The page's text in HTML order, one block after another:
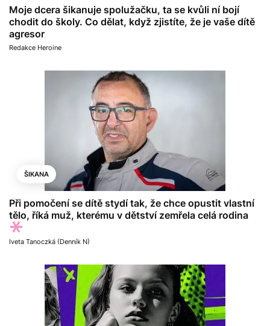
Moje dcera šikanuje spolužačku, ta se kvůli ní bojí
chodit do školy. Co dělat, když zjistíte, že je vaše dítě
agresor
Redakce Heroine
ŠIKANA
Při pomočení se dítě stydí tak, že chce opustit vlastní
tělo, říká muž, kterému v dětství zemřela celá rodina
Iveta Tanoczká (Denník N)